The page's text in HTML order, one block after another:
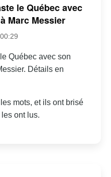
le Québec avec
Marc Messier
Québec avec son
Détails en
mots, et ils ont brisé
ont lus.